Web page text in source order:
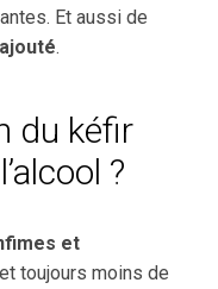
Et aussi de
.
du kéfir
?
et
toujours moins de